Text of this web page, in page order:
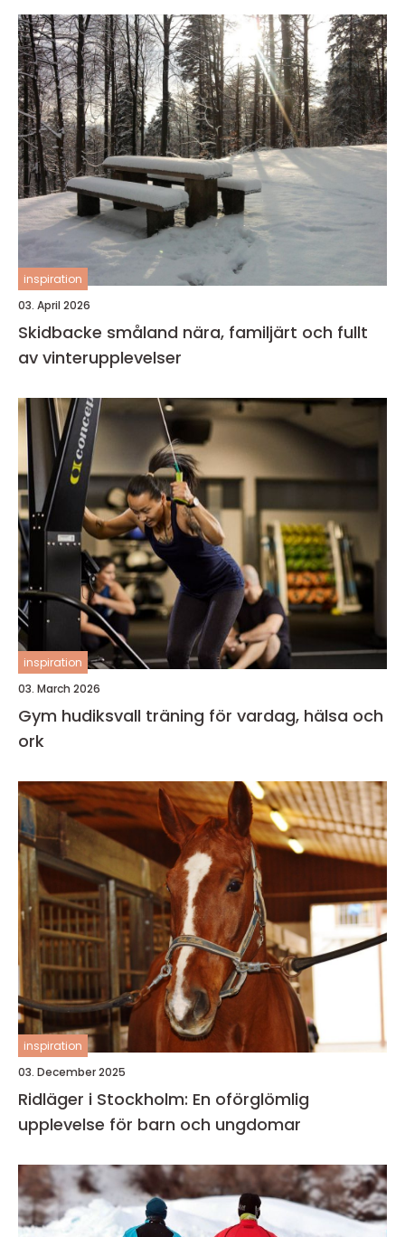
inspiration
03. April 2026
Skidbacke småland nära, familjärt och fullt
av vinterupplevelser
inspiration
03. March 2026
Gym hudiksvall träning för vardag, hälsa och
ork
inspiration
03. December 2025
Ridläger i Stockholm: En oförglömlig
upplevelse för barn och ungdomar